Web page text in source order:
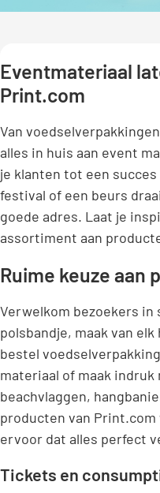
Eventmateriaal
Print.com
Van
alles in huis aan event
je klanten tot een
festival of een beurs
goede adres. Laat je
assortiment aan
Ruime keuze aan
Verwelkom bezoekers
polsbandje, maak van
bestel
materiaal of maak
beachvlaggen,
producten van
ervoor dat alles perfect
Tickets en